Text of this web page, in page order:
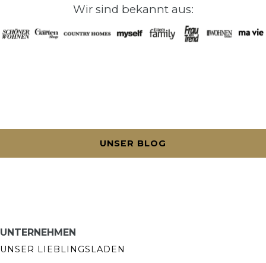
Wir sind bekannt aus:
UNSER BLOG
UNTERNEHMEN
UNSER LIEBLINGSLADEN